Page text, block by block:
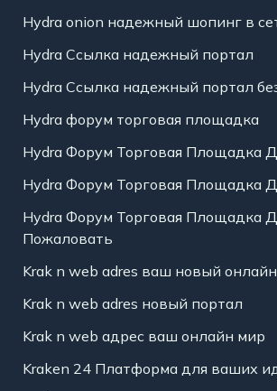
Hydra onion надежный шопинг в
Hydra Ссылка надежный портал
Hydra Ссылка надежный портал
Hydra форум торговая площадка
Hydra Форум Торговая Площадка
Hydra Форум Торговая Площадка
Hydra Форум Торговая Площадка
Пожаловать
Krak n web adres ваш новый
Krak n web adres новый портал
Krak n web адрес ваш онлайн мир
Kraken 24 Платформа для ваших